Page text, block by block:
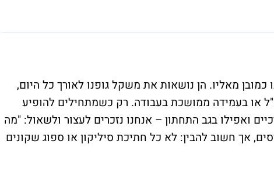
מאליו. הן נושאות את משקל גופנו לאורך כל היום,
או בעמידה ממושכת בעבודה. רק כשמתחילים להופיע
ואפילו בגב התחתון – אנחנו נזכרים לעצור ולשאול: "מה
אך חשוב להבין: לא כל חתיכת סיליקון או ספוג שקונים